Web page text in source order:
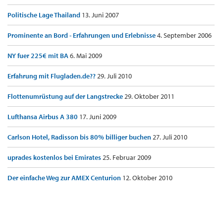
Politische Lage Thailand 13. Juni 2007
Prominente an Bord - Erfahrungen und Erlebnisse4. September 2006
NY fuer 225€ mit BA6. Mai 2009
Erfahrung mit Flugladen.de??29. Juli 2010
Flottenumrüstung auf der Langstrecke29. Oktober 2011
Lufthansa Airbus A 380 17. Juni 2009
Carlson Hotel, Radisson bis 80% billiger buchen27. Juli 2010
uprades kostenlos bei Emirates25. Februar 2009
Der einfache Weg zur AMEX Centurion 12. Oktober 2010